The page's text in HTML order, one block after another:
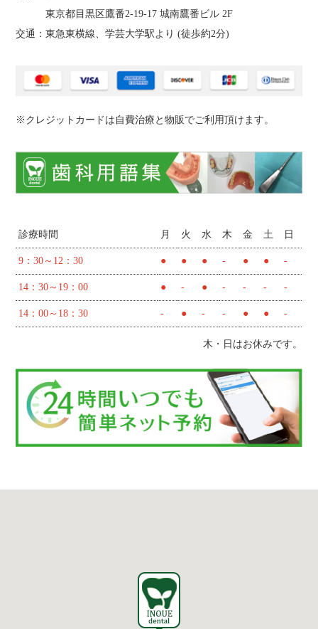
東京都目黒区鷹番2‐19‐17 城南鷹番ビル 2F
交通：東急東横線、学芸大学駅より (徒歩約2分)
※クレジットカードは自費治療と物販でご利用頂けます。
診療時間 月 火 水 木 金 土 日
9：30～12：30 ● ● ● - ● ● -
14：30～19：00 ● - ● - - - -
14：00～18：30 - ● - - ● ● -
木・日はお休みです。